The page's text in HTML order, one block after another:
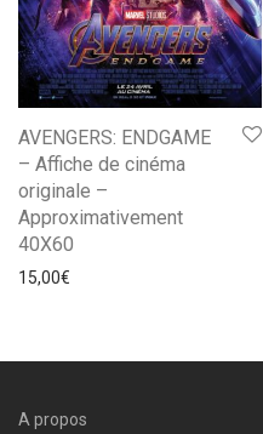
AVENGERS: ENDGAME
– Affiche de cinéma
originale –
Approximativement
40X60
15,00€
A propos